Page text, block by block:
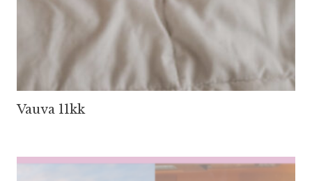
Vauva 11kk